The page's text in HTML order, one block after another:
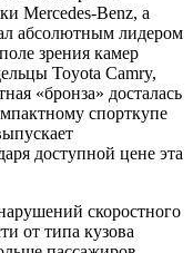
Mercedes-Benz, а
абсолютным лидером
зрения камер
Toyota Camry,
«бронза» досталась
спорткупе
доступной цене эта
скоростного
от типа кузова